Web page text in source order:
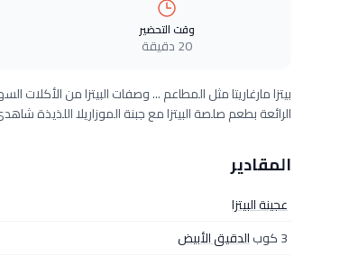
وقت التحضير
20 دقيقة
بيتزا مارغاريتا مثل المطاعم ... وصفات البيتزا من الأكلات
الرائعة بطعم صلصة البيتزا مع جبنة الموزاريلا اللذيذة
المقادير
عجينة البيتزا
3 كوب
الدقيق الأبيض